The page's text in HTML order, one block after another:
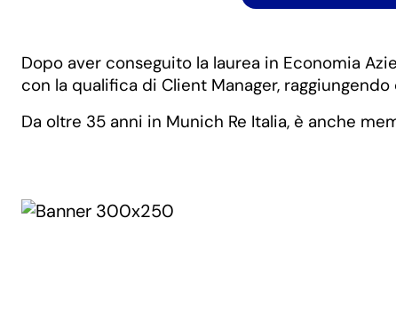
Dopo aver conseguito la laurea in Economia
con la qualifica di Client Manager,
Da oltre 35 anni in Munich Re Italia, è anche